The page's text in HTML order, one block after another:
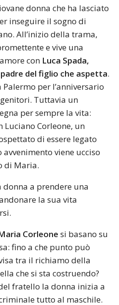
donna che ha lasciato
inseguire il sogno di
All’inizio della trama,
e vive una
con Luca Spada,
del figlio che aspetta.
per l’anniversario
Tuttavia un
per sempre la vita:
Luciano Corleone, un
di essere legato
viene ucciso
di Maria.
donna a prendere una
la sua vita
Corleone si basano su
fino a che punto può
tra il richiamo della
che si sta costruendo?
fratello la donna inizia a
tutto al maschile.